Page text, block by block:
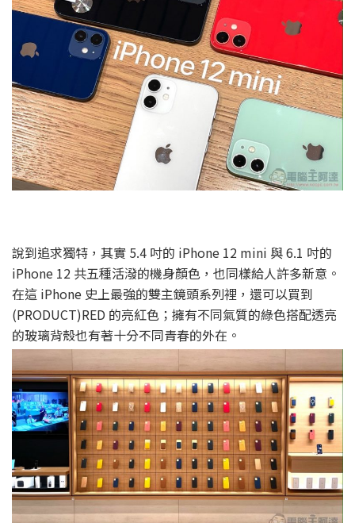
說到追求獨特，其實 5.4 吋的 iPhone 12 mini 與 6.1 吋的
iPhone 12 共五種活潑的機身顏色，也同樣給人許多新意。
在這 iPhone 史上最強的雙主鏡頭系列裡，還可以買到
(PRODUCT)RED 的亮紅色；擁有不同氣質的綠色搭配透亮
的玻璃背殼也有著十分不同青春的外在。